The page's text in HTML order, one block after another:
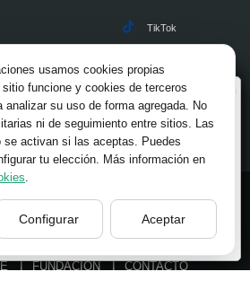
TikTok
Youtube
Pinterest
Europamundo.
derechos reservados.
FUNDACIÓN
CONTACTO
Vacaciones, está usted
sitio internacional de:
Vacations, your in the
international site of:
cambiar/change
usamos cookies propias
funcione y cookies de terceros
analizar su uso de forma agregada. No
ni de seguimiento entre sitios. Las
activan si las aceptas. Puedes
tu elección. Más información en
.
Configurar Aceptar